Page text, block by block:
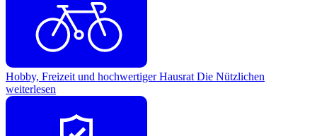
Hobby, Freizeit und hochwertiger Hausrat Die Nützlichen
weiterlesen